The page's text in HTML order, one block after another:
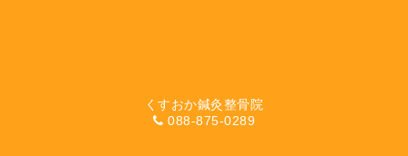
くすおか鍼灸整骨院
088-875-0289